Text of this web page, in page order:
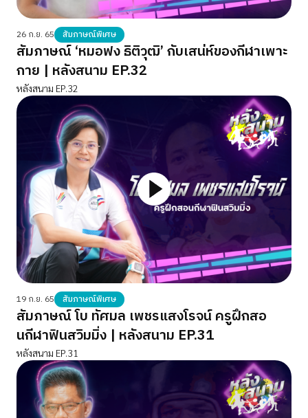
26 ก.ย. 65 สัมภาษณ์พิเศษ
สัมภาษณ์ ‘หมอฟง ธิติวุฒิ’ กับเสน่ห์ของกีฬาเพาะ
กาย | หลังสนาม EP.32
หลังสนาม EP.32
19 ก.ย. 65 สัมภาษณ์พิเศษ
สัมภาษณ์ โบ ทัศมล เพชรแสงโรจน์ ครูฝึกสอ
นกีฬาฟินสวิมมิ่ง | หลังสนาม EP.31
หลังสนาม EP.31